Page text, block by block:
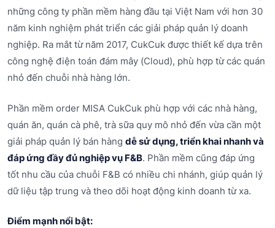
những công ty phần mềm hàng đầu tại Việt Nam với hơn 30
năm kinh nghiệm phát triển các giải pháp quản lý doanh
nghiệp. Ra mắt từ năm 2017, CukCuk được thiết kế dựa trên
công nghệ điện toán đám mây (Cloud), phù hợp từ các quán
nhỏ đến chuỗi nhà hàng lớn.
Phần mềm order MISA CukCuk phù hợp với các nhà hàng,
quán ăn, quán cà phê, trà sữa quy mô nhỏ đến vừa cần một
giải pháp quản lý bán hàng dễ sử dụng, triển khai nhanh và
đáp ứng đầy đủ nghiệp vụ F&B. Phần mềm cũng đáp ứng
tốt nhu cầu của chuỗi F&B có nhiều chi nhánh, giúp quản lý
dữ liệu tập trung và theo dõi hoạt động kinh doanh từ xa.
Điểm mạnh nổi bật: